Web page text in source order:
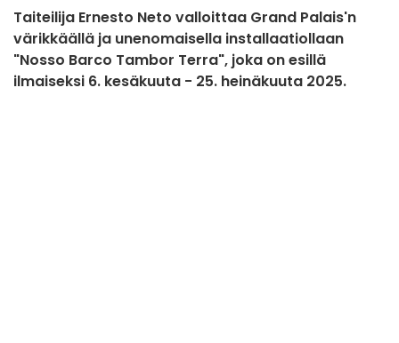
Taiteilija Ernesto Neto valloittaa Grand Palais'n
värikkäällä ja unenomaisella installaatiollaan
"Nosso Barco Tambor Terra", joka on esillä
ilmaiseksi 6. kesäkuuta - 25. heinäkuuta 2025.